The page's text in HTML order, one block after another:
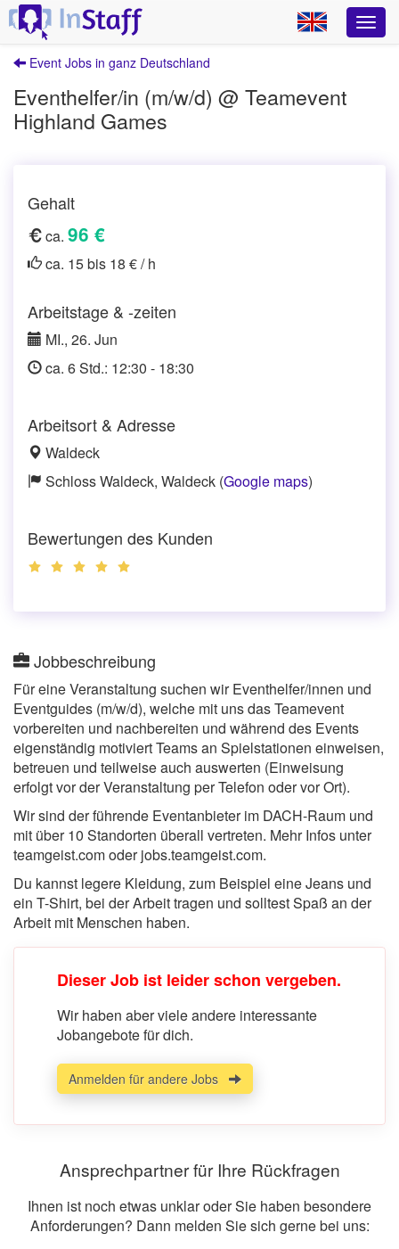
Event Jobs in ganz Deutschland
Eventhelfer/in (m/w/d) @ Teamevent
Highland Games
Gehalt
ca. 96 €
ca. 15 bis 18 € / h
Arbeitstage & -zeiten
MI., 26. Jun
ca. 6 Std.: 12:30 - 18:30
Arbeitsort & Adresse
Waldeck
Schloss Waldeck, Waldeck (Google maps)
Bewertungen des Kunden
Jobbeschreibung
Für eine Veranstaltung suchen wir Eventhelfer/innen und
Eventguides (m/w/d), welche mit uns das Teamevent
vorbereiten und nachbereiten und während des Events
eigenständig motiviert Teams an Spielstationen einweisen,
betreuen und teilweise auch auswerten (Einweisung
erfolgt vor der Veranstaltung per Telefon oder vor Ort).
Wir sind der führende Eventanbieter im DACH-Raum und
mit über 10 Standorten überall vertreten. Mehr Infos unter
teamgeist.com oder jobs.teamgeist.com.
Du kannst legere Kleidung, zum Beispiel eine Jeans und
ein T-Shirt, bei der Arbeit tragen und solltest Spaß an der
Arbeit mit Menschen haben.
Dieser Job ist leider schon vergeben.
Wir haben aber viele andere interessante
Jobangebote für dich.
Anmelden für andere Jobs
Ansprechpartner für Ihre Rückfragen
Ihnen ist noch etwas unklar oder Sie haben besondere
Anforderungen? Dann melden Sie sich gerne bei uns: